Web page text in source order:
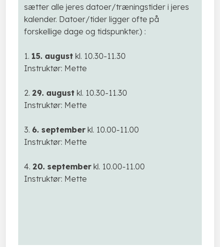
sætter alle jeres datoer/træningstider i jeres
kalender. Datoer/tider ligger ofte på
forskellige dage og tidspunkter.) :​
​1. 15. august kl. 10.30-11.30
Instruktør: Mette
2. 29. august kl. 10.30-11.30
Instruktør: Mette
3. 6. september kl. 10.00-11.00
Instruktør: Mette
4. 20. september kl. 10.00-11.00
Instruktør: Mette